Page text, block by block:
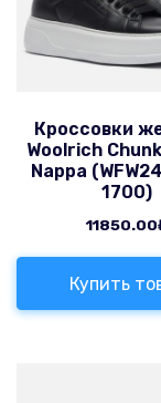
Кроссовки
Woolrich
Nappa
1700)
11850.00
Купить